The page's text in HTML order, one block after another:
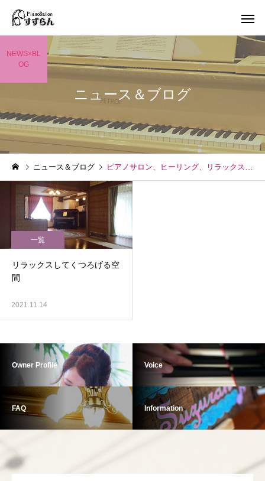
ニュース＆ブログ
NEWS×BL
OG
ニュース＆ブログ ピアノサロン、ヒーリング、リラックス、メンタルケア、心の健康
一覧
リラックスしてくつろげる空
間
2021.11.14
Owner Profile Voice
FAQ Information